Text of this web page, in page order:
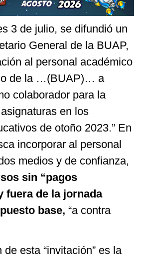
3 de julio, se difundió un
General de la BUAP,
al personal académico
de la …(BUAP)… a
colaborador para la
en los
de otoño 2023.” En
incorporar al personal
medios y de confianza,
sin “pagos
fuera de la jornada
base, “a contra
esta “invitación” es la